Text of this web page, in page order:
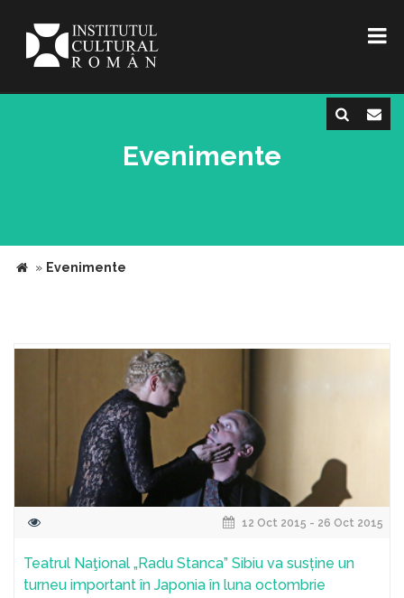
Evenimente
» Evenimente
12 Oct 2015 - 26 Oct 2015
Teatrul Naţional „Radu Stanca” Sibiu va susține un
turneu important în Japonia în luna octombrie